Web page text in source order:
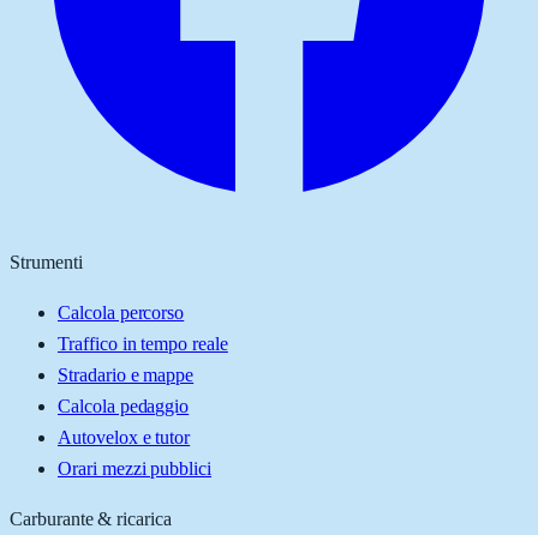
Strumenti
Calcola percorso
Traffico in tempo reale
Stradario e mappe
Calcola pedaggio
Autovelox e tutor
Orari mezzi pubblici
Carburante & ricarica